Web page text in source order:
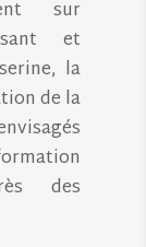
sur
et
la
de la
des